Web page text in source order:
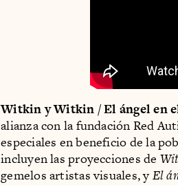
Witkin y Witkin / El ángel en
alianza con la fundación Red
especiales en beneficio de la
incluyen las proyecciones de
gemelos artistas visuales, y El